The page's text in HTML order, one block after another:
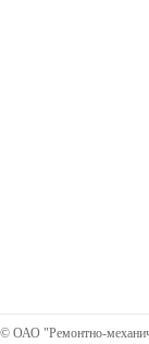
© ОАО "Ремонтно-